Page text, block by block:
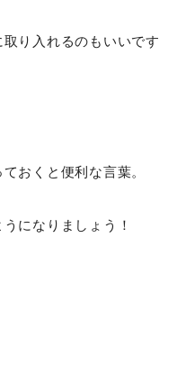
り入れるのもいいです
おくと便利な言葉。
になりましょう！